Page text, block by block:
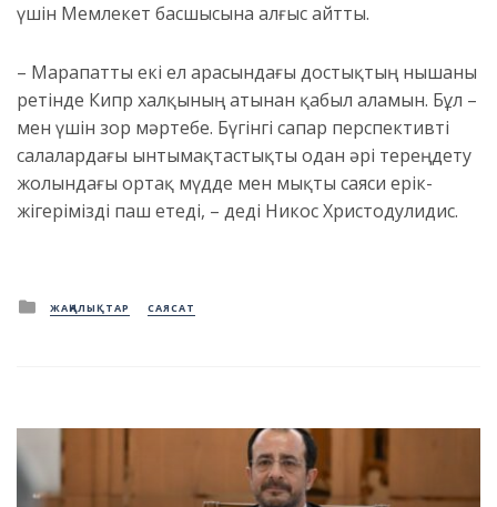
үшін Мемлекет басшысына алғыс айтты.
– Марапатты екі ел арасындағы достықтың нышаны
ретінде Кипр халқының атынан қабыл аламын. Бұл –
мен үшін зор мәртебе. Бүгінгі сапар перспективті
салалардағы ынтымақтастықты одан әрі тереңдету
жолындағы ортақ мүдде мен мықты саяси ерік-
жігерімізді паш етеді, – деді Никос Христодулидис.
Posted
in
ЖАҢАЛЫҚТАР САЯСАТ